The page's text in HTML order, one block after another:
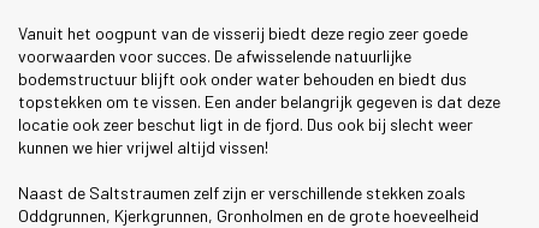
Vanuit het oogpunt van de visserij biedt deze regio zeer goede
voorwaarden voor succes. De afwisselende natuurlijke
bodemstructuur blijft ook onder water behouden en biedt dus
topstekken om te vissen. Een ander belangrijk gegeven is dat deze
locatie ook zeer beschut ligt in de fjord. Dus ook bij slecht weer
kunnen we hier vrijwel altijd vissen!
Naast de Saltstraumen zelf zijn er verschillende stekken zoals
Oddgrunnen, Kjerkgrunnen, Gronholmen en de grote hoeveelheid